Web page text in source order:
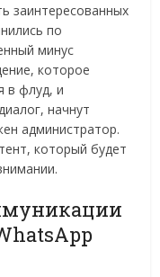
заинтересованных
по
минус
которое
в флуд, и
начнут
администратор.
который будет